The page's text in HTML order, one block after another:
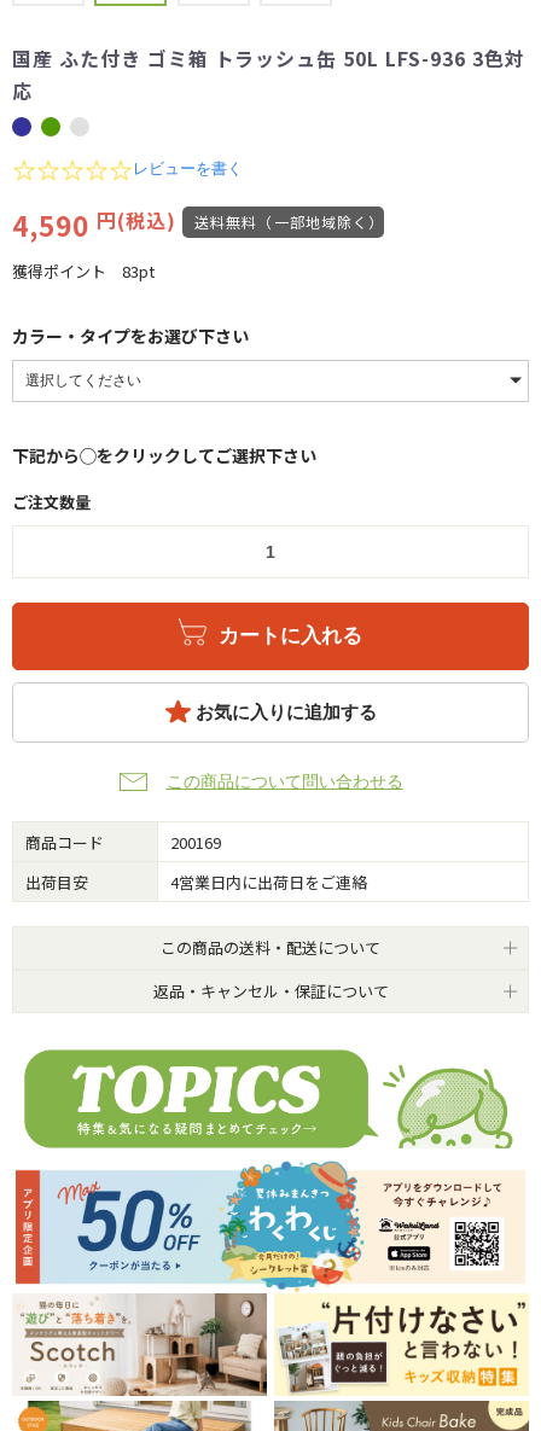
国産 ふた付き ゴミ箱 トラッシュ缶 50L LFS-936 3色対
応
0.0
rating
レビューを書く
4,590 円(税込) 送料無料（一部地域除く）
獲得ポイント 83pt
カラー・タイプをお選び下さい
下記から◯をクリックしてご選択下さい
ご注文数量
カートに入れる
お気に入りに追加する
この商品について問い合わせる
商品コード
200169
出荷目安
4営業日内に出荷日をご連絡
この商品の送料・配送について
返品・キャンセル・保証について